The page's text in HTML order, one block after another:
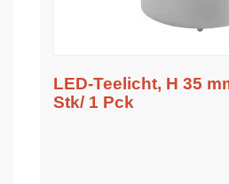
LED-Teelicht, H 35
Stk/ 1 Pck